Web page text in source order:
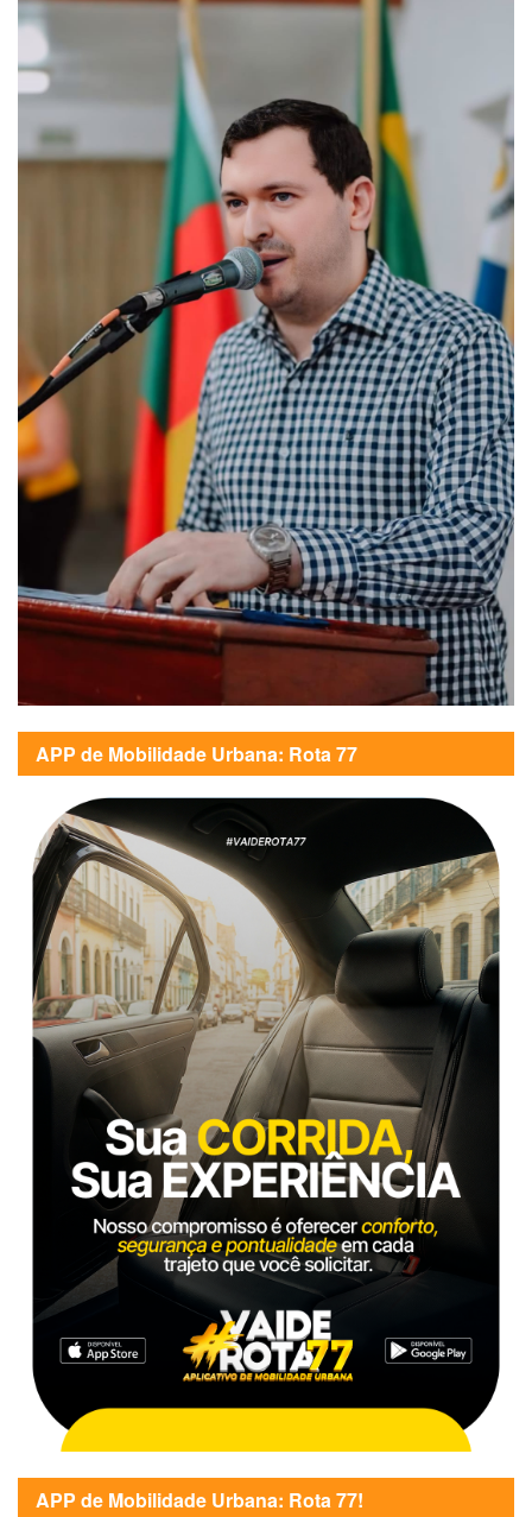
APP de Mobilidade Urbana: Rota 77
APP de Mobilidade Urbana: Rota 77!